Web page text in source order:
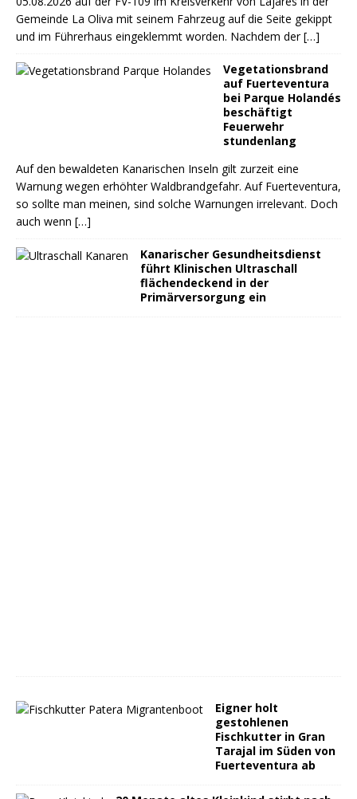
Gemeinde La Oliva mit seinem Fahrzeug auf die Seite gekippt
und im Führerhaus eingeklemmt worden. Nachdem der[…]
Vegetationsbrand
auf Fuerteventura
bei Parque Holandés
beschäftigt
Feuerwehr
stundenlang
Auf den bewaldeten Kanarischen Inseln gilt zurzeit eine
Warnung wegen erhöhter Waldbrandgefahr. Auf Fuerteventura,
so sollte man meinen, sind solche Warnungen irrelevant. Doch
auch wenn […]
Kanarischer Gesundheitsdienst
führt Klinischen Ultraschall
flächendeckend in der
Primärversorgung ein
Eigner holt
gestohlenen
Fischkutter in Gran
Tarajal im Süden von
Fuerteventura ab